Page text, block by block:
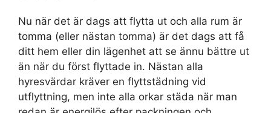
Nu när det är dags att flytta ut och alla rum är
tomma (eller nästan tomma) är det dags att få
ditt hem eller din lägenhet att se ännu bättre ut
än när du först flyttade in. Nästan alla
hyresvärdar kräver en flyttstädning vid
utflyttning, men inte alla orkar städa när man